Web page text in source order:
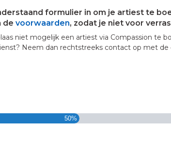
formulier in om je artiest te
de voorwaarden, zodat je niet voor
niet mogelijk een artiest via Compassion te
Neem dan rechtstreeks contact op met
50%